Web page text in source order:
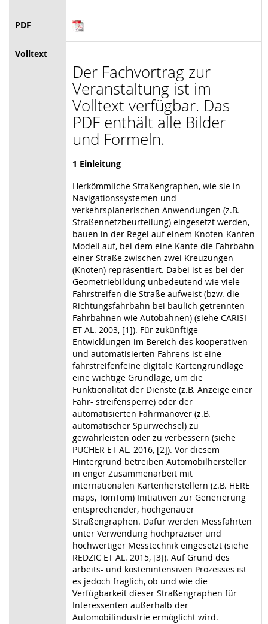
PDF
Volltext
Der Fachvortrag zur
Veranstaltung ist im
Volltext verfügbar. Das
PDF enthält alle Bilder
und Formeln.
1 Einleitung
Herkömmliche Straßengraphen, wie sie in
Navigationssystemen und
verkehrsplanerischen Anwendungen (z.B.
Straßennetzbeurteilung) eingesetzt werden,
bauen in der Regel auf einem Knoten-Kanten
Modell auf, bei dem eine Kante die Fahrbahn
einer Straße zwischen zwei Kreuzungen
(Knoten) repräsentiert. Dabei ist es bei der
Geometriebildung unbedeutend wie viele
Fahrstreifen die Straße aufweist (bzw. die
Richtungsfahrbahn bei baulich getrennten
Fahrbahnen wie Autobahnen) (siehe CARISI
ET AL. 2003, [1]). Für zukünftige
Entwicklungen im Bereich des kooperativen
und automatisierten Fahrens ist eine
fahrstreifenfeine digitale Kartengrundlage
eine wichtige Grundlage, um die
Funktionalität der Dienste (z.B. Anzeige einer
Fahr- streifensperre) oder der
automatisierten Fahrmanöver (z.B.
automatischer Spurwechsel) zu
gewährleisten oder zu verbessern (siehe
PUCHER ET AL. 2016, [2]). Vor diesem
Hintergrund betreiben Automobilhersteller
in enger Zusammenarbeit mit
internationalen Kartenherstellern (z.B. HERE
maps, TomTom) Initiativen zur Generierung
entsprechender, hochgenauer
Straßengraphen. Dafür werden Messfahrten
unter Verwendung hochpräziser und
hochwertiger Messtechnik eingesetzt (siehe
REDZIC ET AL. 2015, [3]). Auf Grund des
arbeits- und kostenintensiven Prozesses ist
es jedoch fraglich, ob und wie die
Verfügbarkeit dieser Straßengraphen für
Interessenten außerhalb der
Automobilindustrie ermöglicht wird.